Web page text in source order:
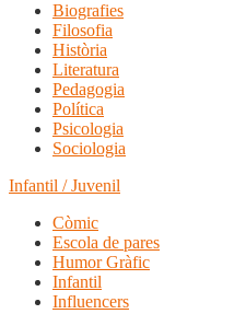
Biografies
Filosofia
Història
Literatura
Pedagogia
Política
Psicologia
Sociologia
Infantil / Juvenil
Còmic
Escola de pares
Humor Gràfic
Infantil
Influencers